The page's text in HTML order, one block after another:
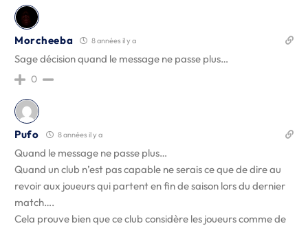
Morcheeba 8 années il y a
Sage décision quand le message ne passe plus…
0
Pufo 8 années il y a
Quand le message ne passe plus…
Quand un club n’est pas capable ne serais ce que de dire au
revoir aux joueurs qui partent en fin de saison lors du dernier
match….
Cela prouve bien que ce club considère les joueurs comme de